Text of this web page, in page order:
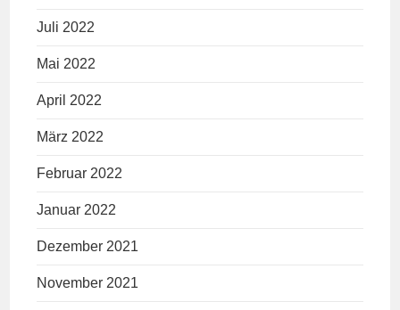
Juli 2022
Mai 2022
April 2022
März 2022
Februar 2022
Januar 2022
Dezember 2021
November 2021